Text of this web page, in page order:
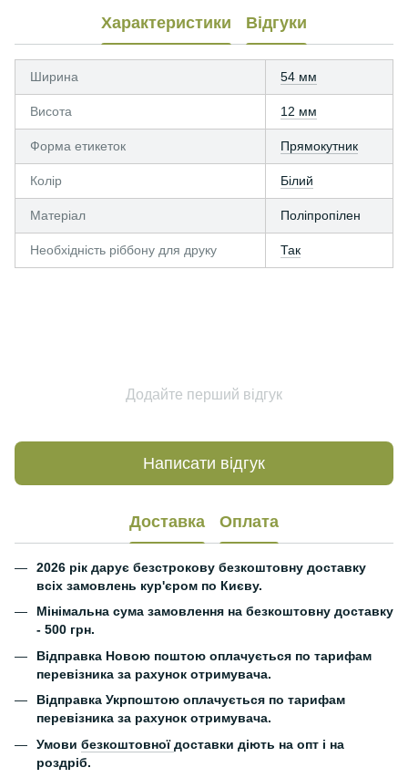
Характеристики Відгуки
Ширина 54 мм
Висота 12 мм
Форма етикеток Прямокутник
Колір Білий
Матеріал Поліпропілен
Необхідність ріббону для друку Так
Додайте перший відгук
Написати відгук
Доставка Оплата
2026 рік дарує безстрокову безкоштовну доставку
всіх замовлень кур'єром по Києву.
Мінімальна сума замовлення на безкоштовну доставку
- 500 грн.
Відправка Новою поштою оплачується по тарифам
перевізника за рахунок отримувача.
Відправка Укрпоштою оплачується по тарифам
перевізника за рахунок отримувача.
Умови безкоштовноїдоставки діють на опт і на
роздріб.